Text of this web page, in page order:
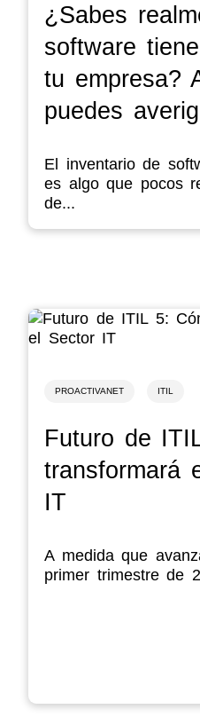
¿Sabes
software
tu empresa?
puedes
El inventario de
es algo que pocos
de...
PROACTIVANET ITIL
Futuro de
transformará
IT
A medida que
primer trimestre de